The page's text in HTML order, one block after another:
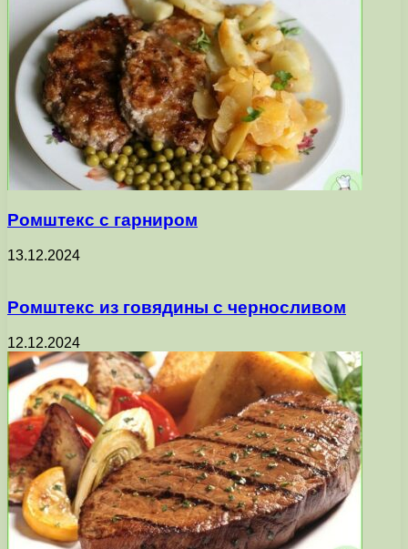
Ромштекс с гарниром
13.12.2024
Ромштекс из говядины с черносливом
12.12.2024